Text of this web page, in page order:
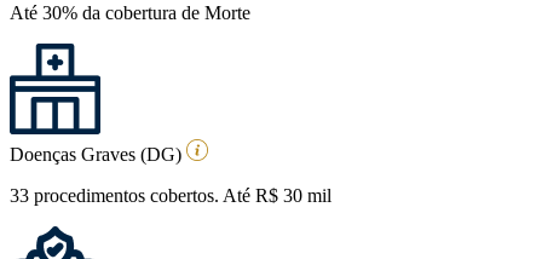
Até 30% da cobertura de Morte
Doenças Graves (DG)
33 procedimentos cobertos. Até R$ 30 mil